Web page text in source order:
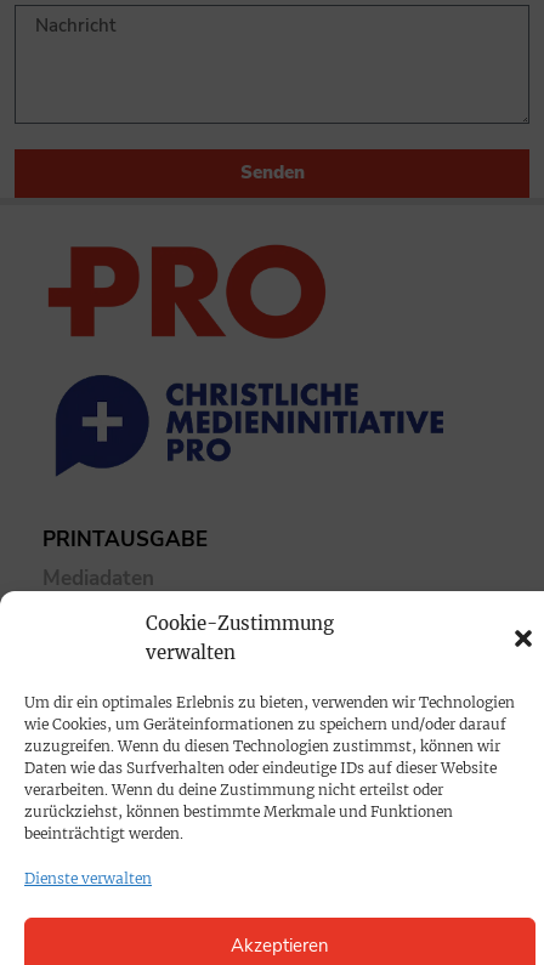
Cookie-Zustimmung
verwalten
Um dir ein optimales Erlebnis zu bieten, verwenden wir Technologien
wie Cookies, um Geräteinformationen zu speichern und/oder darauf
zuzugreifen. Wenn du diesen Technologien zustimmst, können wir
Daten wie das Surfverhalten oder eindeutige IDs auf dieser Website
verarbeiten. Wenn du deine Zustimmung nicht erteilst oder
zurückziehst, können bestimmte Merkmale und Funktionen
beeinträchtigt werden.
Dienste verwalten
Akzeptieren
Senden
PRINTAUSGABE
Mediadaten
PROKOMPAKT
SPENDEN
Datenschutz